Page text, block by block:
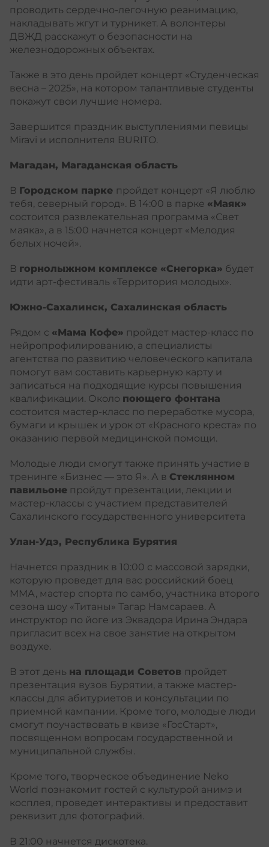
проводить сердечно-легочную реанимацию,
накладывать жгут и турникет. А волонтеры
ДВЖД расскажут о безопасности на
железнодорожных объектах.
Также в это день пройдет концерт «Студенческая
весна – 2025», на котором талантливые студенты
покажут свои лучшие номера.
Завершится праздник выступлениями певицы
Miravi и исполнителя BURITO.
Магадан, Магаданская область
В Городском парке пройдет концерт «Я люблю
тебя, северный город». В 14:00 в парке «Маяк»
состоится развлекательная программа «Свет
маяка», а в 15:00 начнется концерт «Мелодия
белых ночей».
В горнолыжном комплексе «Снегорка» будет
идти арт-фестиваль «Территория молодых».
Южно-Сахалинск, Сахалинская область
Рядом с «Мама Кофе» пройдет мастер-класс по
нейропрофилированию, а специалисты
агентства по развитию человеческого капитала
помогут вам составить карьерную карту и
записаться на подходящие курсы повышения
квалификации. Около поющего фонтана
состоится мастер-класс по переработке мусора,
бумаги и крышек и урок от «Красного креста» по
оказанию первой медицинской помощи.
Молодые люди смогут также принять участие в
тренинге «Бизнес — это Я». А в Стеклянном
павильоне пройдут презентации, лекции и
мастер-классы с участием представителей
Сахалинского государственного университета
Улан-Удэ, Республика Бурятия
Начнется праздник в 10:00 с массовой зарядки,
которую проведет для вас российский боец
ММА, мастер спорта по самбо, участника второго
сезона шоу «Титаны» Тагар Намсараев. А
инструктор по йоге из Эквадора Ирина Эндара
пригласит всех на свое занятие на открытом
воздухе.
В этот день на площади Советов пройдет
презентация вузов Бурятии, а также мастер-
классы для абитуриетов и консультации по
приемной кампании. Кроме того, молодые люди
смогут поучаствовать в квизе «ГосСтарт»,
посвященном вопросам государственной и
муниципальной службы.
Кроме того, творческое объединение Neko
World познакомит гостей с культурой анимэ и
косплея, проведет интерактивы и предоставит
реквизит для фотографий.
В 21:00 начнется дискотека.